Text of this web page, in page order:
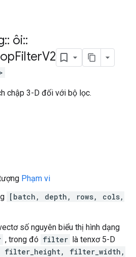
:: ôi::
FilterV2
chập 3-D đối với bộ lọc.
Phạm vi
[batch, depth, rows, cols,
số nguyên biểu thị hình dạng
, trong đó filter là tenxơ 5-D
filter_height, filter_width,